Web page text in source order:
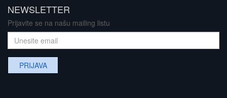
NEWSLETTER
Prijavite se na našu mailing listu
PRIJAVA